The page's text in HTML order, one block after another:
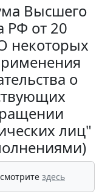
Высшего
РФ от 20
некоторых
о
лиц"
здесь